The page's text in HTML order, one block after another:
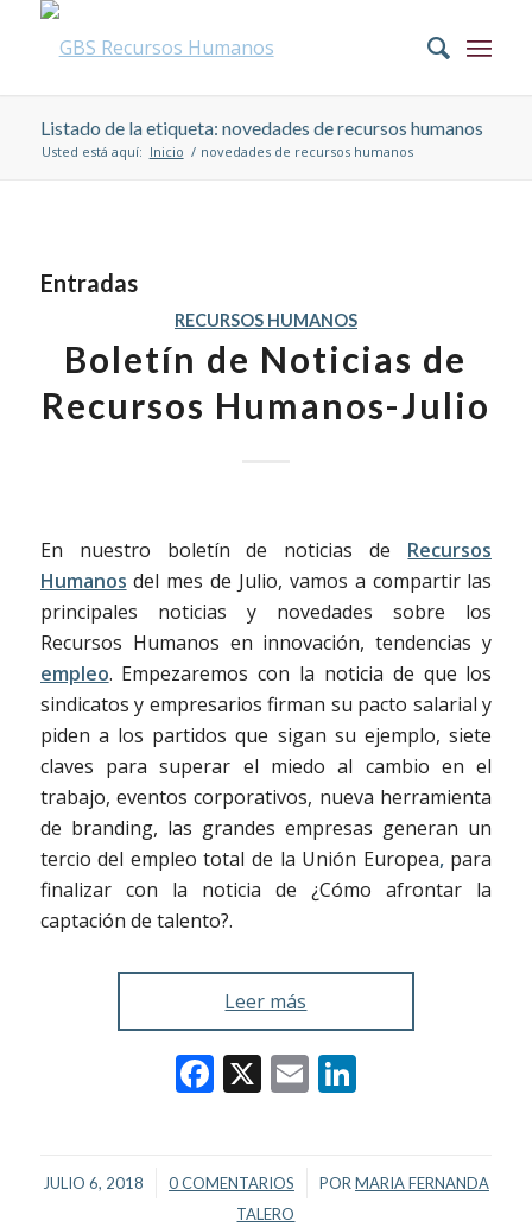
Listado de la etiqueta: novedades de recursos humanos
Usted está aquí: Inicio / novedades de recursos humanos
Entradas
RECURSOS HUMANOS
Boletín de Noticias de
Recursos Humanos-Julio
En nuestro boletín de noticias de Recursos
Humanos del mes de Julio, vamos a compartir las
principales noticias y novedades sobre los
Recursos Humanos en innovación, tendencias y
empleo. Empezaremos con la noticia de que los
sindicatos y empresarios firman su pacto salarial y
piden a los partidos que sigan su ejemplo, siete
claves para superar el miedo al cambio en el
trabajo, eventos corporativos, nueva herramienta
de branding, las grandes empresas generan un
tercio del empleo total de la Unión Europea, para
finalizar con la noticia de ¿Cómo afrontar la
captación de talento?.
Leer más
Facebook
X EmailLinkedIn
JULIO 6, 2018
/ 0 COMENTARIOS
/ POR MARIA FERNANDA
TALERO